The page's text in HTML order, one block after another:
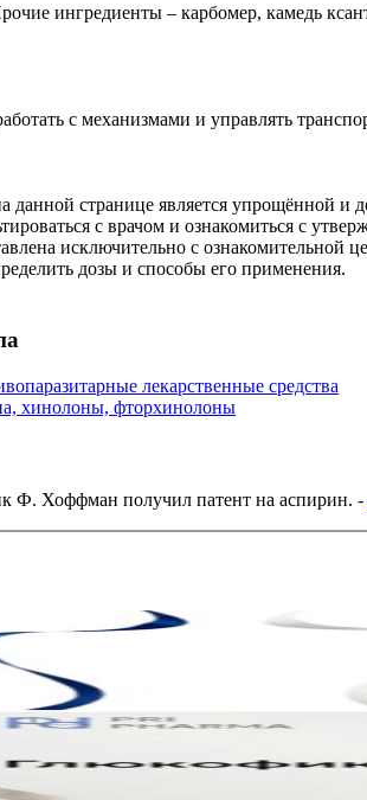
ингредиенты – карбомер, камедь
с механизмами и управлять
данной странице является упрощённой
с врачом и ознакомиться с
исключительно с ознакомительной
дозы и способы его применения.
лекарственные средства
хинолоны, фторхинолоны
Ф. Хоффман получил патент на аспирин. -